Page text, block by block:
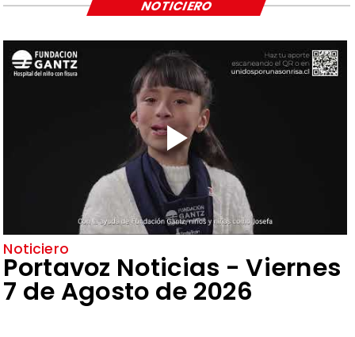
Noticiero
Portavoz Noticias - Viernes
7 de Agosto de 2026
NOTICIERO